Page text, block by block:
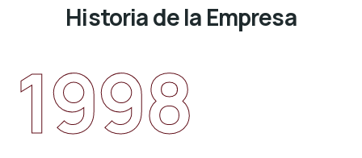
Historia de la Empresa
1998